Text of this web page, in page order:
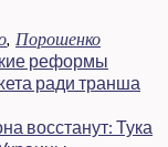
, Порошенко
реформы
ради транша
восстанут: Тука